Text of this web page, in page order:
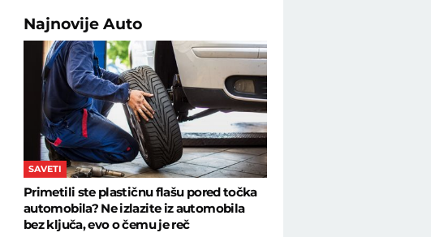
NajnovijeAuto
SAVETI
Primetili ste plastičnu flašu pored točka
automobila? Ne izlazite iz automobila
bez ključa, evo o čemu je reč